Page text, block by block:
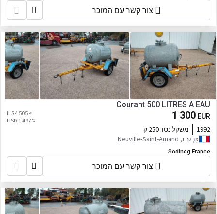
צור קשר עם המוכר
Courant 500 LITRES A EAU
1 300 EUR
≈ 4 505 ILS
≈ 1 497 USD
1992 משקל נטו: 250 ק
צָרְפַת, Neuville-Saint-Amand
Sodineg France
צור קשר עם המוכר